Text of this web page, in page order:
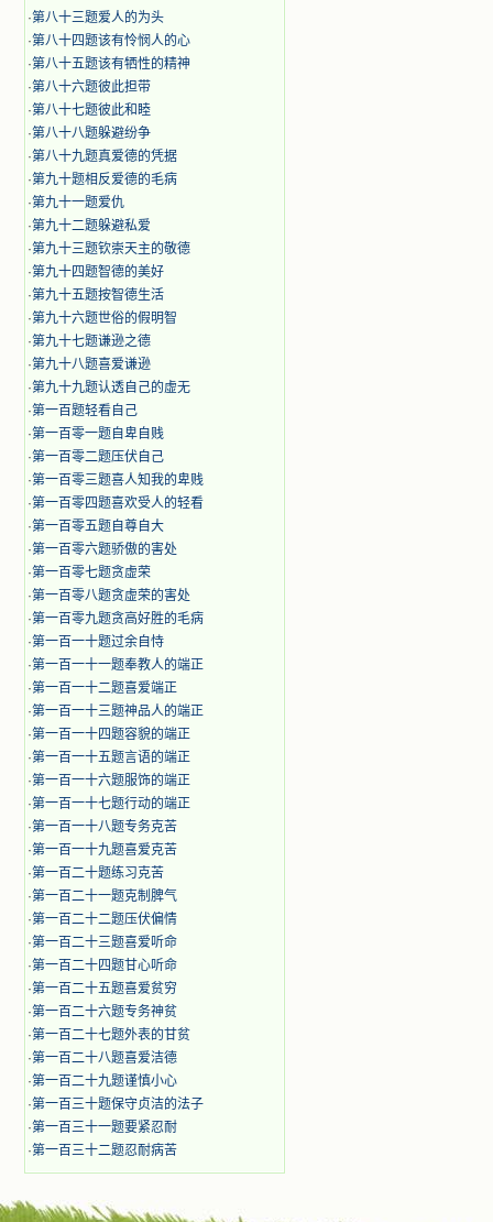
·第八十三题爱人的为头
·第八十四题该有怜悯人的心
·第八十五题该有牺性的精神
·第八十六题彼此担带
·第八十七题彼此和睦
·第八十八题躲避纷争
·第八十九题真爱德的凭据
·第九十题相反爱德的毛病
·第九十一题爱仇
·第九十二题躲避私爱
·第九十三题钦崇天主的敬德
·第九十四题智德的美好
·第九十五题按智德生活
·第九十六题世俗的假明智
·第九十七题谦逊之德
·第九十八题喜爱谦逊
·第九十九题认透自己的虚无
·第一百题轻看自己
·第一百零一题自卑自贱
·第一百零二题压伏自己
·第一百零三题喜人知我的卑贱
·第一百零四题喜欢受人的轻看
·第一百零五题自尊自大
·第一百零六题骄傲的害处
·第一百零七题贪虚荣
·第一百零八题贪虚荣的害处
·第一百零九题贪高好胜的毛病
·第一百一十题过余自恃
·第一百一十一题奉教人的端正
·第一百一十二题喜爱端正
·第一百一十三题神品人的端正
·第一百一十四题容貌的端正
·第一百一十五题言语的端正
·第一百一十六题服饰的端正
·第一百一十七题行动的端正
·第一百一十八题专务克苦
·第一百一十九题喜爱克苦
·第一百二十题练习克苦
·第一百二十一题克制脾气
·第一百二十二题压伏偏情
·第一百二十三题喜爱听命
·第一百二十四题甘心听命
·第一百二十五题喜爱贫穷
·第一百二十六题专务神贫
·第一百二十七题外表的甘贫
·第一百二十八题喜爱洁德
·第一百二十九题谨慎小心
·第一百三十题保守贞洁的法子
·第一百三十一题要紧忍耐
·第一百三十二题忍耐病苦